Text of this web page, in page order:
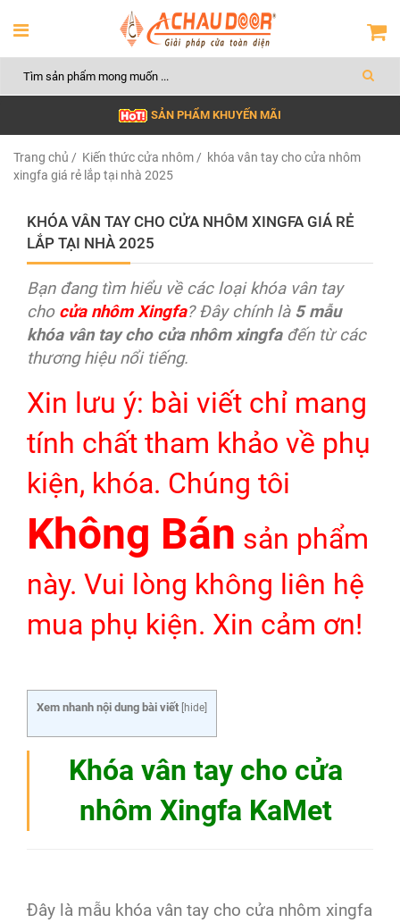
SẢN PHẨM KHUYẾN MÃI
Trang chủ / Kiến thức cửa nhôm / khóa vân tay cho cửa nhôm
xingfa giá rẻ lắp tại nhà 2025
KHÓA VÂN TAY CHO CỬA NHÔM XINGFA GIÁ RẺ
LẮP TẠI NHÀ 2025
Bạn đang tìm hiểu về các loại khóa vân tay
cho cửa nhôm Xingfa? Đây chính là 5 mẫu
khóa vân tay cho cửa nhôm xingfađến từ các
thương hiệu nổi tiếng.
Xin lưu ý: bài viết chỉ mang
tính chất tham khảo về phụ
kiện, khóa. Chúng tôi
Không Bán sản phẩm
này. Vui lòng không liên hệ
mua phụ kiện. Xin cảm ơn!
Xem nhanh nội dung bài viết hide
Khóa vân tay cho cửa
nhôm Xingfa KaMet
Đây là mẫu khóa vân tay cho cửa nhôm xingfa